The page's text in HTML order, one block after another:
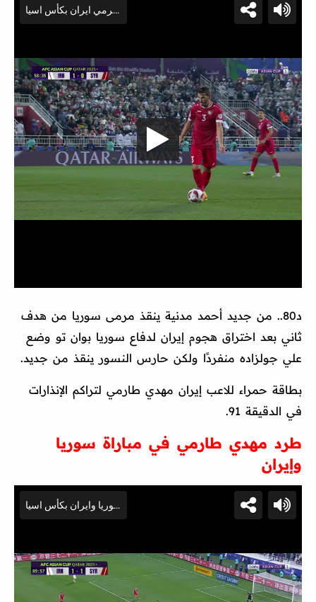
د80.. من جديد أحمد مدنية ينقذ مرمى سوريا من هدف
ثاني بعد اختراق هجوم إيران لدفاع سوريا بوان تو وضع
علي جولزاده منفردًا ولكن حارس النسور ينقذ من جديد.
بطاقة حمراء للاعب إيران مهدي طارمي لتراكم الإنذارات
في الدقيقة 91.
طرد مهدي طارمي في مباراة سوريا
وإيران